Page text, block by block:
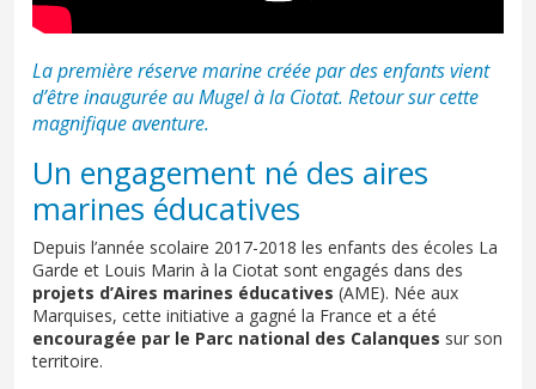
La première réserve marine créée par des enfants vient
d’être inaugurée au Mugel à la Ciotat. Retour sur cette
magnifique aventure.
Un engagement né des aires
marines éducatives
Depuis l’année scolaire 2017-2018 les enfants des écoles La
Garde et Louis Marin à la Ciotat sont engagés dans des
projets d’Aires marines éducatives (AME). Née aux
Marquises, cette initiative a gagné la France et a été
encouragée par le Parc national des Calanques sur son
territoire.